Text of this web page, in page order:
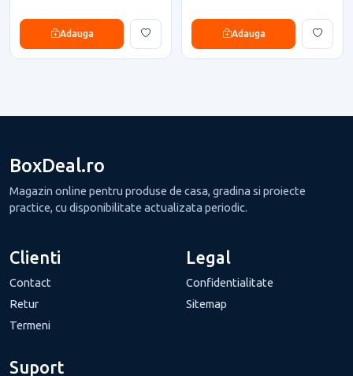
Adauga Adauga
BoxDeal.ro
Magazin online pentru produse de casa, gradina si proiecte
practice, cu disponibilitate actualizata periodic.
Clienti
Contact
Retur
Termeni
Legal
Confidentialitate
Sitemap
Suport